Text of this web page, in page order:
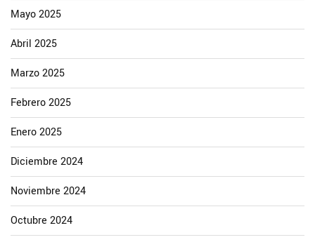
Mayo 2025
Abril 2025
Marzo 2025
Febrero 2025
Enero 2025
Diciembre 2024
Noviembre 2024
Octubre 2024